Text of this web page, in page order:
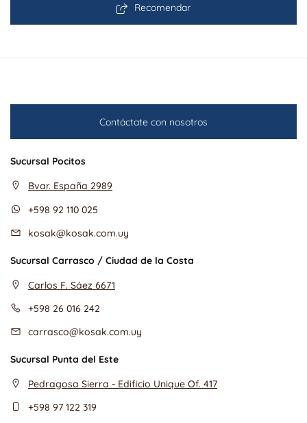
Recomendar
Contáctate con nosotros
Sucursal Pocitos
Bvar. España 2989
+598 92 110 025
kosak@kosak.com.uy
Sucursal Carrasco / Ciudad de la Costa
Carlos F. Sáez 6671
+598 26 016 242
carrasco@kosak.com.uy
Sucursal Punta del Este
Pedragosa Sierra - Edificio Unique Of. 417
+598 97 122 319